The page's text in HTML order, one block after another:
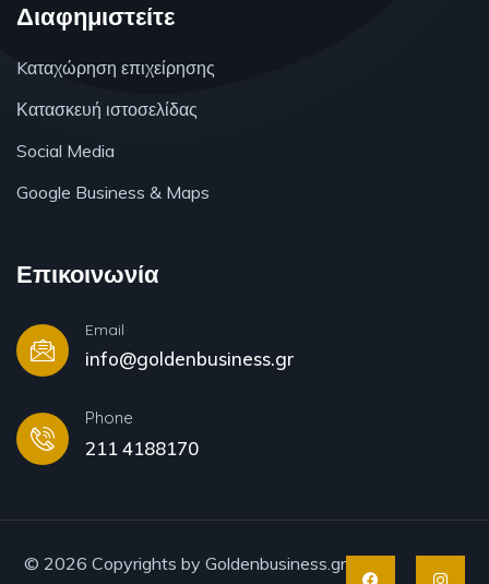
Διαφημιστείτε
Kαταχώρηση επιχείρησης
Κατασκευή ιστοσελίδας
Social Media
Google Business & Maps
Επικοινωνία
Email
info@goldenbusiness.gr
Phone
211 4188170
© 2026 Copyrights by Goldenbusiness.gr